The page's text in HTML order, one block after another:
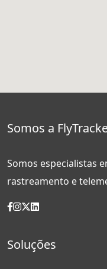
Somos a
Somos especialistas
rastreamento e
Soluções